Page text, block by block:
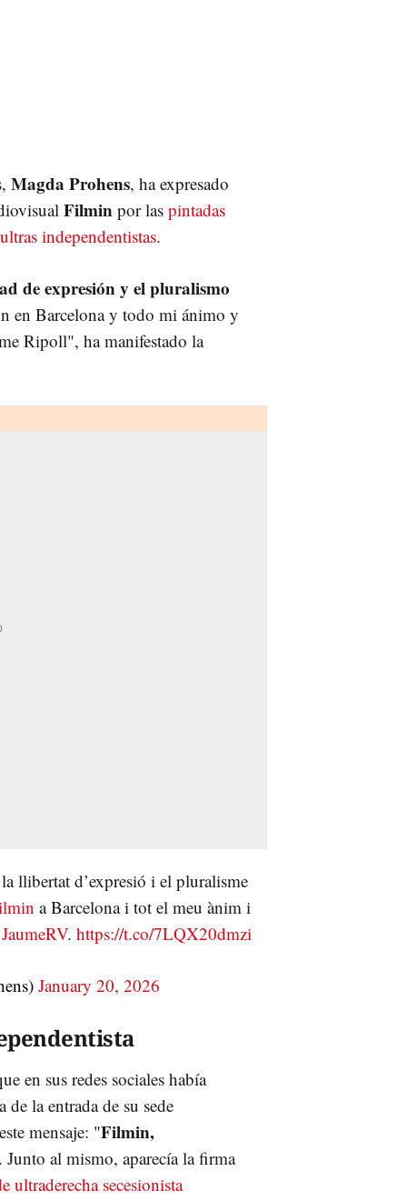
Magda Prohens, ha expresado
Filmin por las pintadas
independentistas.
de expresión y el pluralismo
en Barcelona y todo mi ánimo y
Ripoll", ha manifestado la
llibertat d’expresió i el pluralisme
a Barcelona i tot el meu ànim i
. https://t.co/7LQX20dmzi
January 20, 2026
en sus redes sociales había
la entrada de su sede
mensaje: "Filmin,
Junto al mismo, aparecía la firma
ultraderecha secesionista